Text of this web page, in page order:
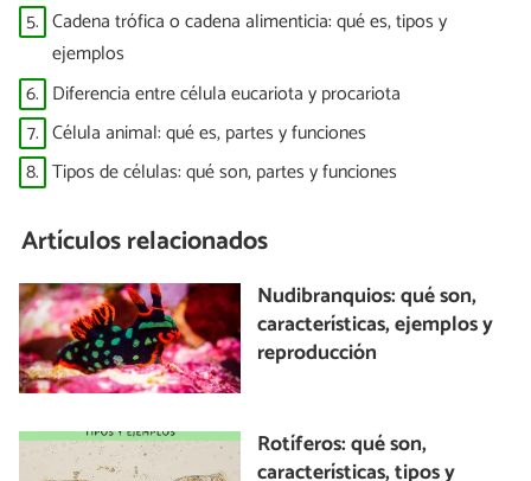
5. Cadena trófica o cadena alimenticia: qué es, tipos y
ejemplos
6. Diferencia entre célula eucariota y procariota
7. Célula animal: qué es, partes y funciones
8. Tipos de células: qué son, partes y funciones
Artículos relacionados
Nudibranquios: qué son,
características, ejemplos y
reproducción
Rotíferos: qué son,
características, tipos y